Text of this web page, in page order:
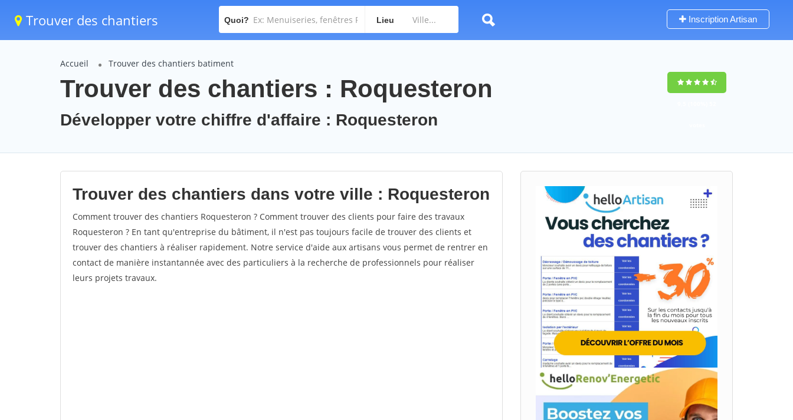
Trouver des chantiers Quoi? Lieu Inscription Artisan
Accueil Trouver des chantiers batiment
Trouver des chantiers : Roquesteron
Développer votre chiffre d'affaire : Roquesteron
Trouver des chantiers dans votre ville : Roquesteron
Comment trouver des chantiers Roquesteron ? Comment trouver des clients pour faire des travaux
Roquesteron ? En tant qu'entreprise du bâtiment, il n'est pas toujours facile de trouver des clients et
trouver des chantiers à réaliser rapidement. Notre service d'aide aux artisans vous permet de rentrer en
contact de manière instantannée avec des particuliers à la recherche de professionnels pour réaliser
leurs projets travaux.